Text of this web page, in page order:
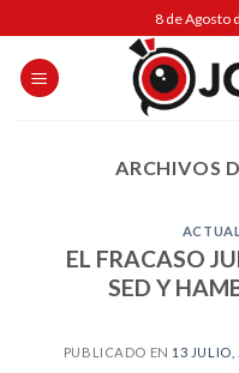
to
content
8 de Agosto
ARCHIVOS
EL FRACASO
SED Y
PUBLICADO EN 13 JULIO,